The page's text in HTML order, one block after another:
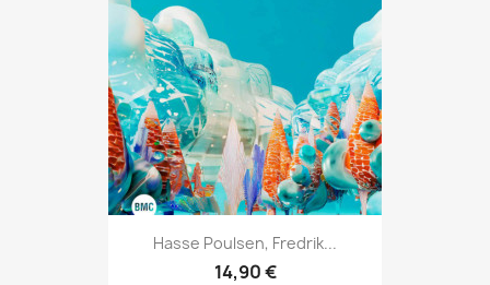
Hasse Poulsen, Fredrik...
14,90 €